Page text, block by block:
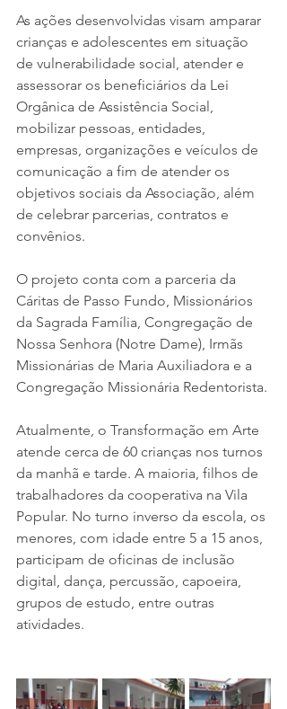
As ações desenvolvidas visam amparar
crianças e adolescentes em situação
de vulnerabilidade social, atender e
assessorar os beneficiários da Lei
Orgânica de Assistência Social,
mobilizar pessoas, entidades,
empresas, organizações e veículos de
comunicação a fim de atender os
objetivos sociais da Associação, além
de celebrar parcerias, contratos e
convênios.
O projeto conta com a parceria da
Cáritas de Passo Fundo, Missionários
da Sagrada Família, Congregação de
Nossa Senhora (Notre Dame), Irmãs
Missionárias de Maria Auxiliadora e a
Congregação Missionária Redentorista.
Atualmente, o Transformação em Arte
atende cerca de 60 crianças nos turnos
da manhã e tarde. A maioria, filhos de
trabalhadores da cooperativa na Vila
Popular. No turno inverso da escola, os
menores, com idade entre 5 a 15 anos,
participam de oficinas de inclusão
digital, dança, percussão, capoeira,
grupos de estudo, entre outras
atividades.